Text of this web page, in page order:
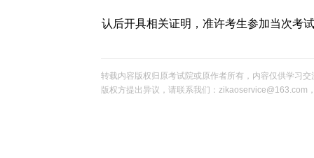
认后开具相关证明，准许考生参加当次考
转载内容版权归原考试院或原作者所有，内容仅供学习
版权方提出异议，请联系我们：zikaoservice@163.com